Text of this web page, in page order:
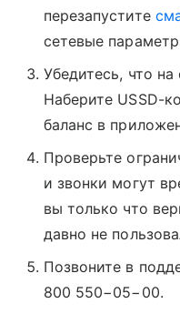
перезапустите
сетевые
Убедитесь, что на
Наберите USSD-
баланс в
Проверьте
и звонки могут
вы только что
давно не
Позвоните в
800 550−05−00.